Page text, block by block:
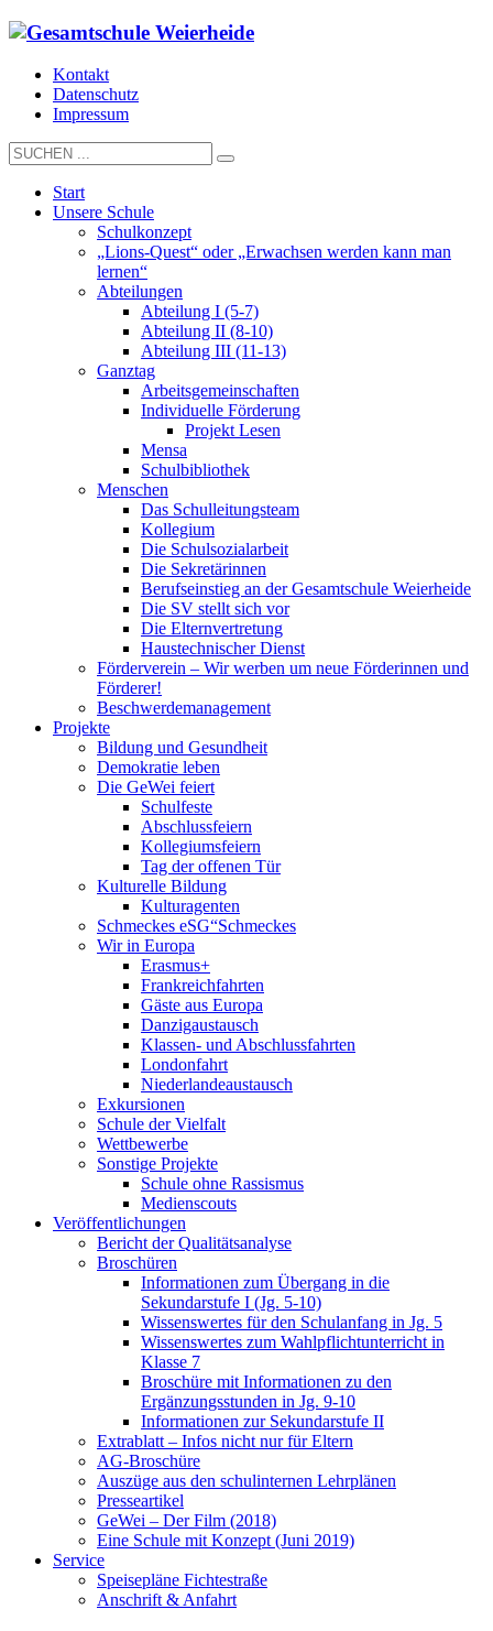
Kontakt
Datenschutz
Impressum
Start
Unsere Schule
Schulkonzept
„Lions-Quest“ oder „Erwachsen werden kann man
lernen“
Abteilungen
Abteilung I (5-7)
Abteilung II (8-10)
Abteilung III (11-13)
Ganztag
Arbeitsgemeinschaften
Individuelle Förderung
Projekt Lesen
Mensa
Schulbibliothek
Menschen
Das Schulleitungsteam
Kollegium
Die Schulsozialarbeit
Die Sekretärinnen
Berufseinstieg an der Gesamtschule Weierheide
Die SV stellt sich vor
Die Elternvertretung
Haustechnischer Dienst
Förderverein – Wir werben um neue Förderinnen und
Förderer!
Beschwerdemanagement
Projekte
Bildung und Gesundheit
Demokratie leben
Die GeWei feiert
Schulfeste
Abschlussfeiern
Kollegiumsfeiern
Tag der offenen Tür
Kulturelle Bildung
Kulturagenten
Schmeckes eSG“Schmeckes
Wir in Europa
Erasmus+
Frankreichfahrten
Gäste aus Europa
Danzigaustausch
Klassen- und Abschlussfahrten
Londonfahrt
Niederlandeaustausch
Exkursionen
Schule der Vielfalt
Wettbewerbe
Sonstige Projekte
Schule ohne Rassismus
Medienscouts
Veröffentlichungen
Bericht der Qualitätsanalyse
Broschüren
Informationen zum Übergang in die
Sekundarstufe I (Jg. 5-10)
Wissenswertes für den Schulanfang in Jg. 5
Wissenswertes zum Wahlpflichtunterricht in
Klasse 7
Broschüre mit Informationen zu den
Ergänzungsstunden in Jg. 9-10
Informationen zur Sekundarstufe II
Extrablatt – Infos nicht nur für Eltern
AG-Broschüre
Auszüge aus den schulinternen Lehrplänen
Presseartikel
GeWei – Der Film (2018)
Eine Schule mit Konzept (Juni 2019)
Service
Speisepläne Fichtestraße
Anschrift & Anfahrt